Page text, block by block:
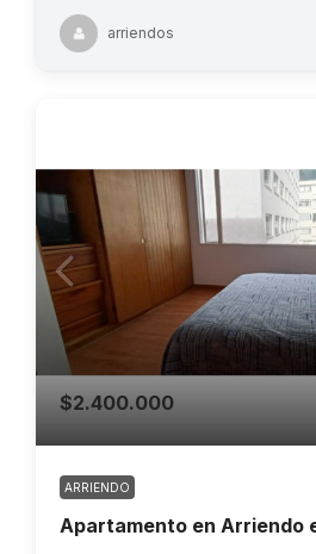
arriendos
$2.400.000
ARRIENDO
Apartamento en Arriendo